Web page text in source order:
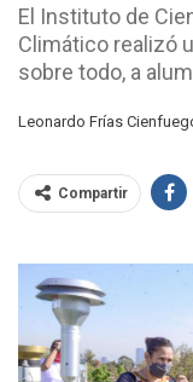
El Instituto de
Climático realizó
sobre todo, a
Leonardo Frías
Compartir